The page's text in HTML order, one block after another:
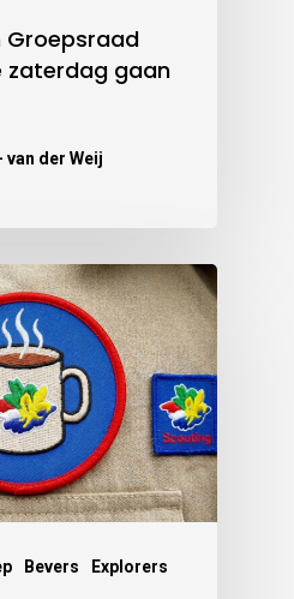
zaterdag gaan
van der Weij
Bevers Explorers